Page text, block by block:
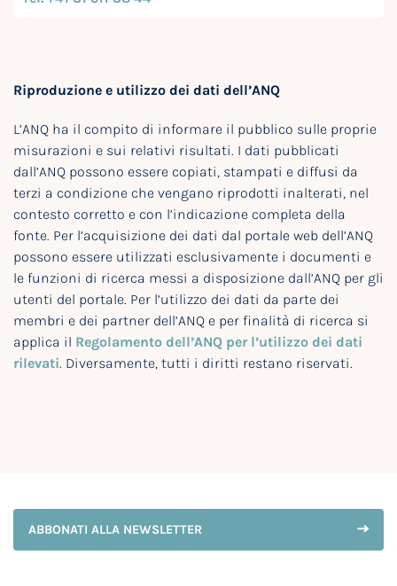
Riproduzione e utilizzo dei dati dell’ANQ
L’ANQ ha il compito di informare il pubblico sulle proprie
misurazioni e sui relativi risultati. I dati pubblicati
dall’ANQ possono essere copiati, stampati e diffusi da
terzi a condizione che vengano riprodotti inalterati, nel
contesto corretto e con l’indicazione completa della
fonte. Per l’acquisizione dei dati dal portale web dell’ANQ
possono essere utilizzati esclusivamente i documenti e
le funzioni di ricerca messi a disposizione dall’ANQ per gli
utenti del portale. Per l’utilizzo dei dati da parte dei
membri e dei partner dell’ANQ e per finalità di ricerca si
applica il Regolamento dell’ANQ per l’utilizzo dei dati
rilevati. Diversamente, tutti i diritti restano riservati.
ABBONATI ALLA NEWSLETTER